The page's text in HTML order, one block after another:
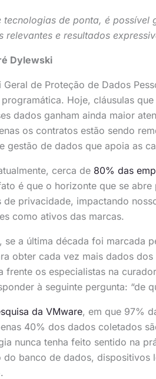
tecnologias de ponta, é
relevantes e resultados
Dylewski
Geral de Proteção de Dados
Hoje, cláusulas
dados ganham ainda maior
os contratos estão sendo
gestão de dados que apoia as
cerca de 80% das
é que o horizonte que se
de privacidade, impactando
como ativos das marcas.
se a última década foi marcada
obter cada vez mais dados
frente os especialistas na
à seguinte pergunta: “de
da VMware, em que 97%
40% dos dados coletados
nunca tenha feito sentido na
do banco de dados, dispositivos